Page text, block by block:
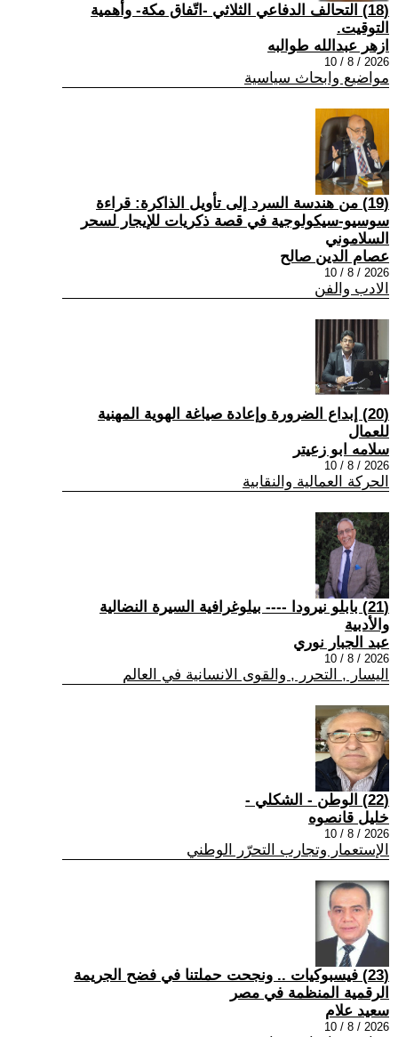
(18) التحالف الدفاعي الثلاثي -اتّفاق مكة- وأهمية
التوقيت.
ازهر عبدالله طوالبه
2026 / 8 / 10
مواضيع وابحاث سياسية
(19) من هندسة السرد إلى تأويل الذاكرة: قراءة
سوسيو-سيكولوجية في قصة ذكريات للإيجار لسحر
السلاموني
عصام الدين صالح
2026 / 8 / 10
الادب والفن
(20) إبداع الضرورة وإعادة صياغة الهوية المهنية
للعمال
سلامه ابو زعيتر
2026 / 8 / 10
الحركة العمالية والنقابية
(21) بابلو نيرودا ---- بيلوغرافية السيرة النضالية
والأدبية
عبد الجبار نوري
2026 / 8 / 10
اليسار , التحرر , والقوى الانسانية في العالم
(22) الوطن - الشكلي -
خليل قانصوه
2026 / 8 / 10
الإستعمار وتجارب التحرّر الوطني
(23) فيسبوكيات .. ونجحت حملتنا في فضح الجريمة
الرقمية المنظمة في مصر
سعيد علام
2026 / 8 / 10